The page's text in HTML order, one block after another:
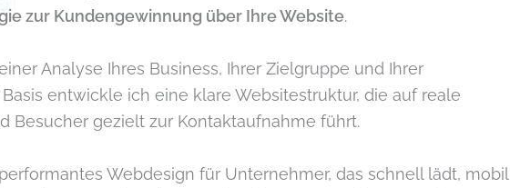
zur Kundengewinnung über Ihre Website.
Analyse Ihres Business, Ihrer Zielgruppe und Ihrer
entwickle ich eine klare Websitestruktur, die auf reale
Besucher gezielt zur Kontaktaufnahme führt.
Webdesign für Unternehmer, das schnell lädt, mobil